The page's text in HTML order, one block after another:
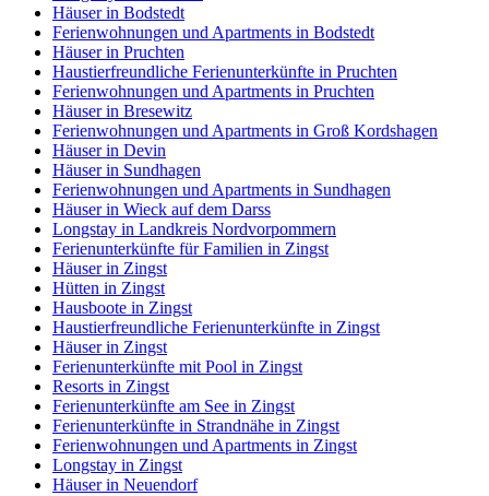
Häuser in Bodstedt
Ferienwohnungen und Apartments in Bodstedt
Häuser in Pruchten
Haustierfreundliche Ferienunterkünfte in Pruchten
Ferienwohnungen und Apartments in Pruchten
Häuser in Bresewitz
Ferienwohnungen und Apartments in Groß Kordshagen
Häuser in Devin
Häuser in Sundhagen
Ferienwohnungen und Apartments in Sundhagen
Häuser in Wieck auf dem Darss
Longstay in Landkreis Nordvorpommern
Ferienunterkünfte für Familien in Zingst
Häuser in Zingst
Hütten in Zingst
Hausboote in Zingst
Haustierfreundliche Ferienunterkünfte in Zingst
Häuser in Zingst
Ferienunterkünfte mit Pool in Zingst
Resorts in Zingst
Ferienunterkünfte am See in Zingst
Ferienunterkünfte in Strandnähe in Zingst
Ferienwohnungen und Apartments in Zingst
Longstay in Zingst
Häuser in Neuendorf